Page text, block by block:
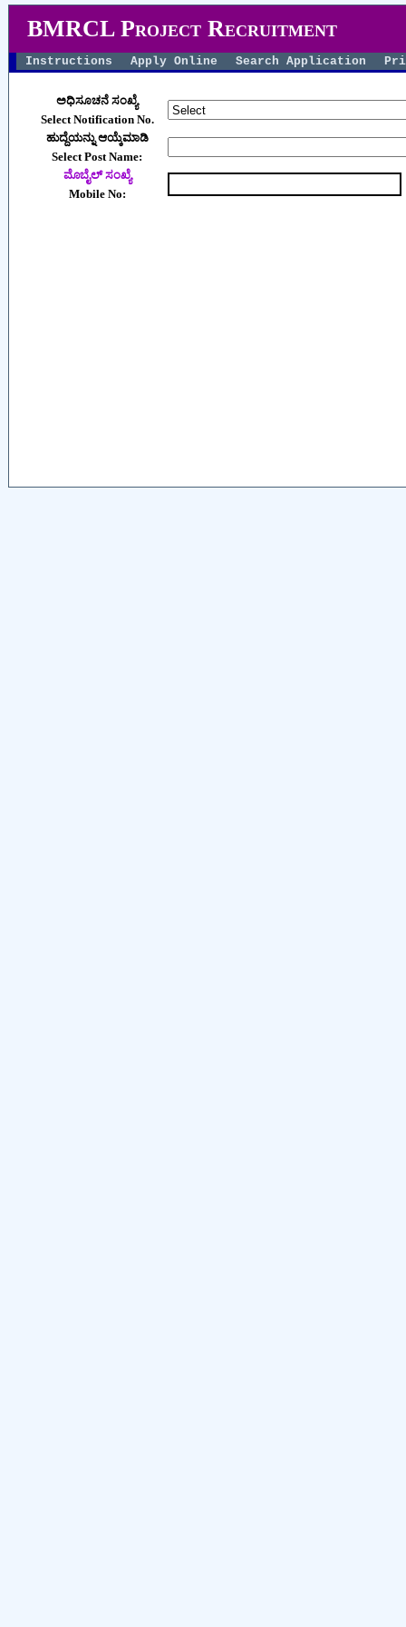
BMRCL Project Recruitment
Instructions Apply Online Search Application
ಅಧಿಸೂಚನೆ ಸಂಖ್ಯೆ
Select Notification No.
ಹುದ್ದೆಯನ್ನು ಆಯ್ಕೆಮಾಡಿ
Select Post Name:
ಮೊಬೈಲ್ ಸಂಖ್ಯೆ
Mobile No: